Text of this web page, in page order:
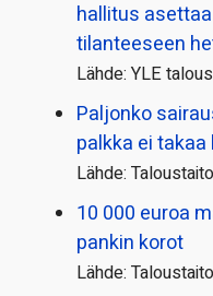
hallitus
tilanteeseen
Lähde: YLE talous
Paljonko
palkka ei
Lähde:
10 000 euroa
pankin korot
Lähde: